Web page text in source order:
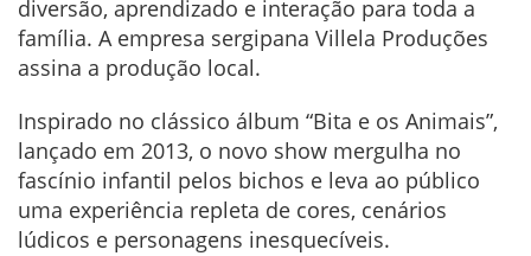
diversão, aprendizado e interação para toda a
família. A empresa sergipana Villela Produções
assina a produção local.
Inspirado no clássico álbum “Bita e os Animais”,
lançado em 2013, o novo show mergulha no
fascínio infantil pelos bichos e leva ao público
uma experiência repleta de cores, cenários
lúdicos e personagens inesquecíveis.